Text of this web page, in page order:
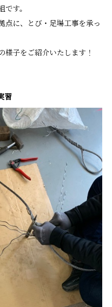
す。
点に、とび・足場工事を承っ
様子をご紹介いたします！
習